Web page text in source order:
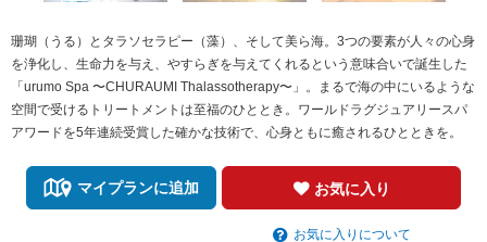
珊瑚（うる）とタラソセラピー（藻）、そして美ら海。3つの要素が人々の心身
を浄化し、生命力を与え、やすらぎを与えてくれるという意味合いで誕生した
「urumo Spa 〜CHURAUMI Thalassotherapy〜」。まるで海の中にいるような
空間で受けるトリートメントは至福のひととき。ワールドラグジュアリースパ
アワードを5年連続受賞した確かな技術で、心身ともに癒されるひとときを。
マイプランに追加 お気に入り
お気に入りについて